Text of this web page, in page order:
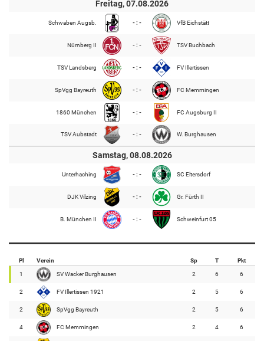
Freitag, 07.08.2026
Schwaben Augsb. - : - VfB Eichstätt
Nürnberg II - : - TSV Buchbach
TSV Landsberg - : - FV Illertissen
SpVgg Bayreuth - : - FC Memmingen
1860 München - : - FC Augsburg II
TSV Aubstadt - : - W. Burghausen
Samstag, 08.08.2026
Unterhaching - : - SC Eltersdorf
DJK Vilzing - : - Gr. Fürth II
B. München II - : - Schweinfurt 05
Pl Verein Sp T Pkt
1 SV Wacker Burghausen 2 6 6
2 FV Illertissen 1921 2 5 6
2 SpVgg Bayreuth 2 5 6
4 FC Memmingen 2 4 6